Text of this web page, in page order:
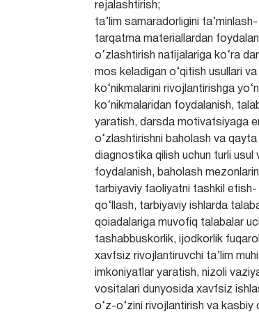
rejalashtirish;
ta’lim samaradorligini
tarqatma materiallardan
o‘zlashtirish natijalariga ko‘ra
mos keladigan o‘qitish usullari
ko‘nikmalarini rivojlantirishga
ko‘nikmalaridan foydalanish,
yaratish, darsda motivatsiyaga
o‘zlashtirishni baholash va
diagnostika qilish uchun turli
foydalanish, baholash
tarbiyaviy faoliyatni tashkil etish-
qo‘llash, tarbiyaviy ishlarda
qoiadalariga muvofiq talabalar
tashabbuskorlik, ijodkorlik
xavfsiz rivojlantiruvchi ta’lim
imkoniyatlar yaratish, nizoli
vositalari dunyosida xavfsiz
o‘z-o‘zini rivojlantirish va